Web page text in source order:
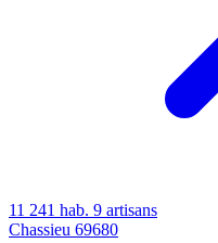
11 241 hab. 9 artisans
Chassieu 69680